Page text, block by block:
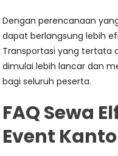
Dengan perencanaan
dapat berlangsung lebih
Transportasi yang tertata
dimulai lebih lancar dan
bagi seluruh peserta.
FAQ Sewa
Event